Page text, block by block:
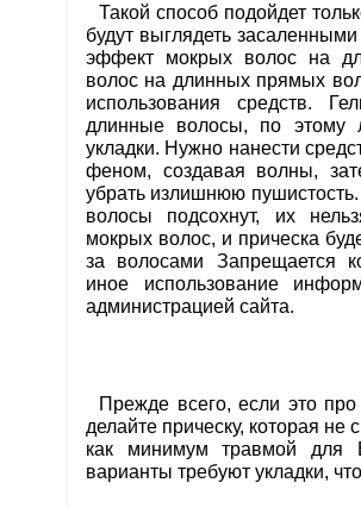
Такой способ подойдет
будут выглядеть
эффект мокрых волос на
волос на длинных прямых
использования средств.
длинные волосы, по этому
укладки. Нужно нанести
феном, создавая волны,
убрать излишнюю
волосы подсохнут, их
мокрых волос, и прическа
за волосами Запрещается
иное использование
администрацией сайта.
Прежде всего, если это
делайте прическу, которая
как минимум травмой для
варианты требуют укладки,